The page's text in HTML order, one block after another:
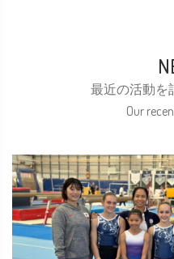
最近の活動を
Our